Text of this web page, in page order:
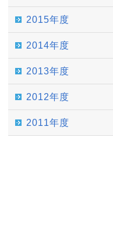
2015年度
2014年度
2013年度
2012年度
2011年度